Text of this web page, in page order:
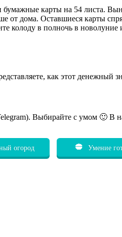
карты на 54 листа.
от дома. Оставшиеся карты
колоду в полночь в
как этот денежный
Выбирайте с умом 🙂 В
огород Умение